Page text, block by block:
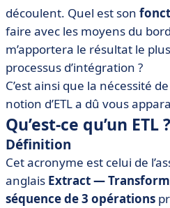
découlent. Quel est son
faire avec les moyens du
m’apportera le résultat le
processus d’intégration ?
C’est ainsi que la nécessité
notion d’ETL a dû vous
Qu’est-ce qu’un ETL ?
Définition
Cet acronyme est celui de
anglais Extract —
séquence de 3 opérations